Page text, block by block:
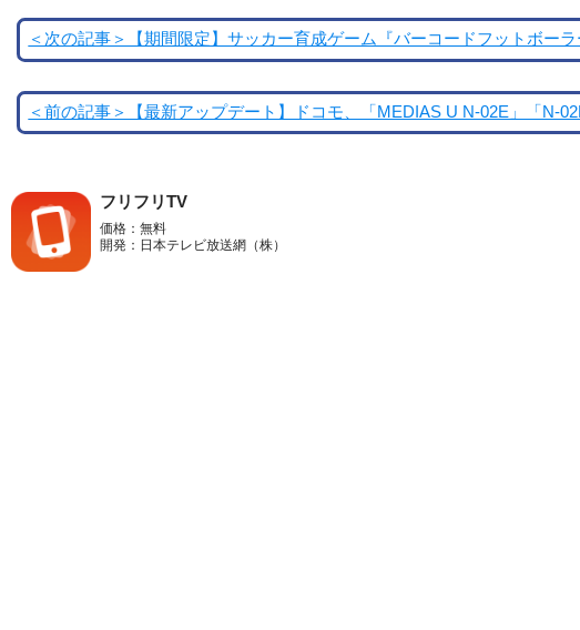
＜次の記事＞【期間限定】サッカー育成ゲーム『バーコードフットボー
＜前の記事＞【最新アップデート】ドコモ、「MEDIAS U N-02E」「N-
フリフリTV
価格：無料
開発：日本テレビ放送網（株）